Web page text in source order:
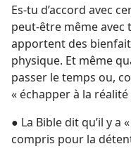
Es-tu d’accord avec
peut-être même avec
apportent des
physique. Et même
passer le temps ou,
« échapper à la
● La Bible dit qu’il y a
compris pour la